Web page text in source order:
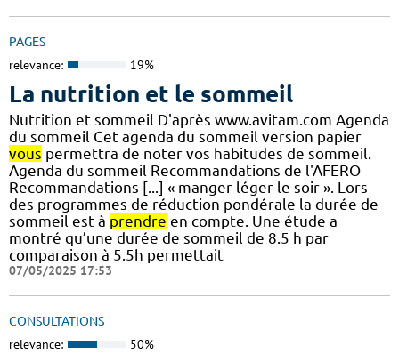
PAGES
relevance: 19%
La nutrition et le sommeil
Nutrition et sommeil D'après www.avitam.com Agenda
du sommeil Cet agenda du sommeil version papier
vous permettra de noter vos habitudes de sommeil.
Agenda du sommeil Recommandations de l'AFERO
Recommandations [...] « manger léger le soir ». Lors
des programmes de réduction pondérale la durée de
sommeil est à prendre en compte. Une étude a
montré qu’une durée de sommeil de 8.5 h par
comparaison à 5.5h permettait
07/05/2025 17:53
CONSULTATIONS
relevance: 50%